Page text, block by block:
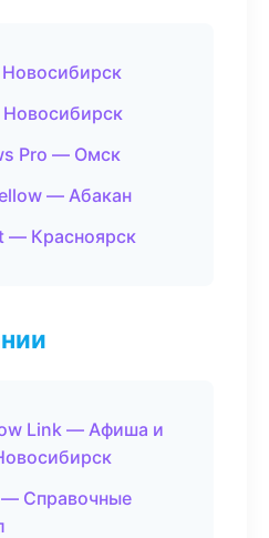
Pro — Омск
— Абакан
— Красноярск
Link — Афиша и
Справочные